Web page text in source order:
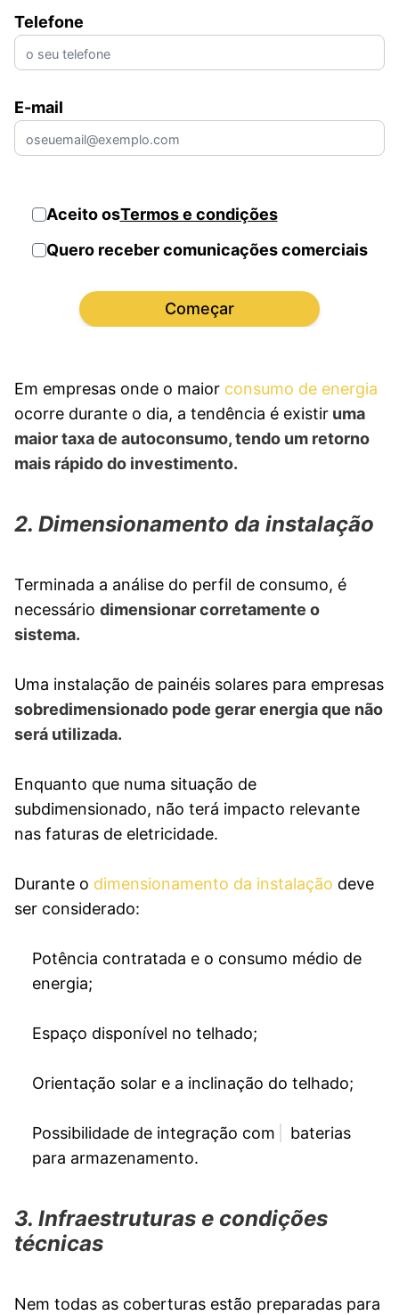
Telefone
E-mail
Aceito osTermos e condições
Quero receber comunicações comerciais
Começar
Em empresas onde o maior consumo de energia
ocorre durante o dia, a tendência é existir uma
maior taxa de autoconsumo, tendo um retorno
mais rápido do investimento.
2. Dimensionamento da instalação
Terminada a análise do perfil de consumo, é
necessário dimensionar corretamente o
sistema.
Uma instalação de painéis solares para empresas
sobredimensionado pode gerar energia que não
será utilizada.
Enquanto que numa situação de
subdimensionado, não terá impacto relevante
nas faturas de eletricidade.
Durante o dimensionamento da instalação deve
ser considerado:
Potência contratada e o consumo médio de
energia;
Espaço disponível no telhado;
Orientação solar e a inclinação do telhado;
Possibilidade de integração com
baterias
para armazenamento.
3. Infraestruturas e condições
técnicas
Nem todas as coberturas estão preparadas para